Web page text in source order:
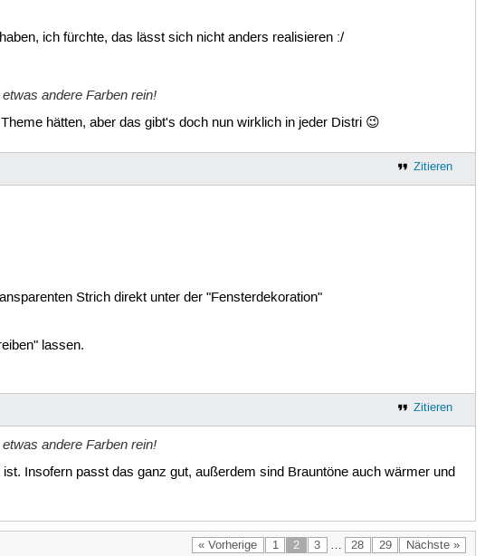
ich fürchte, das lässt sich nicht anders realisieren :/
andere Farben rein!
hätten, aber das gibt's doch nun wirklich in jeder Distri 😉
Zitieren
Strich direkt unter der "Fensterdekoration"
lassen.
Zitieren
andere Farben rein!
Insofern passt das ganz gut, außerdem sind Brauntöne auch wärmer und
« Vorherige 1 2 3 … 28 29 Nächste »